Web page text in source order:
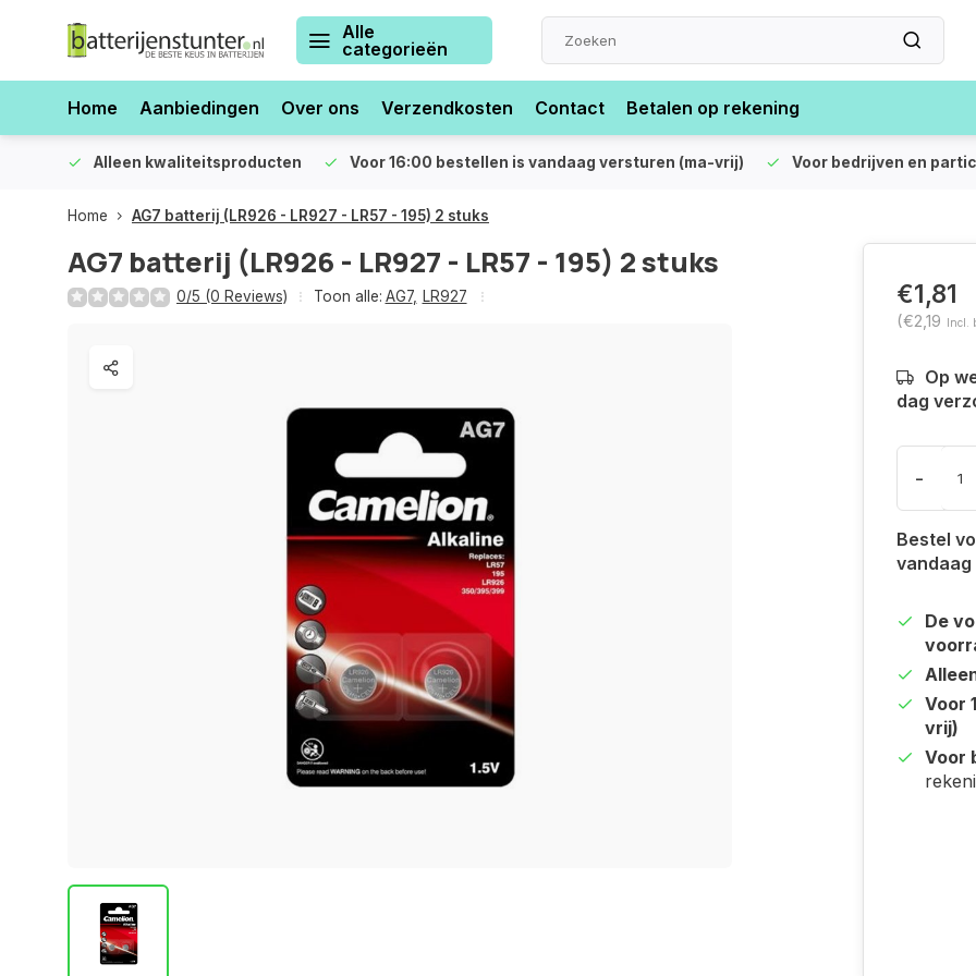
Alle
categorieën
Home Aanbiedingen Over ons Verzendkosten Contact Betalen op rekening
Alleen kwaliteitsproducten Voor 16:00 bestellen is vandaag versturen (ma-vrij) Voor bedrijven en
Home AG7 batterij (LR926 - LR927 - LR57 - 195) 2 stuks
AG7 batterij (LR926 - LR927 - LR57 - 195) 2 stuks
0/5 (0 Reviews) Toon alle: AG7, LR927 €1,81
(€2,19 Incl.
Op
dag
-
Bestel
vandaag
De
Voor
vrij)
Voor